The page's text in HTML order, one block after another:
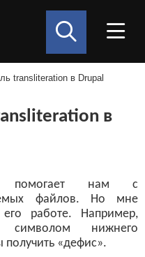
transliteration в Drupal
в
нам с
файлов. Но мне
работе. Например,
нижнего
получить «дефис».